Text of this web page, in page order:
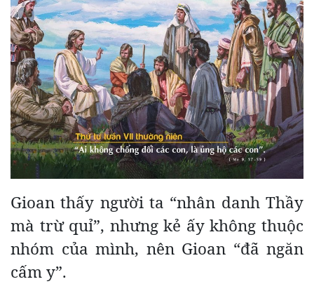
Gioan thấy người ta “nhân danh Thầy
mà trừ quỉ”, nhưng kẻ ấy không thuộc
nhóm của mình, nên Gioan “đã ngăn
cấm y”.